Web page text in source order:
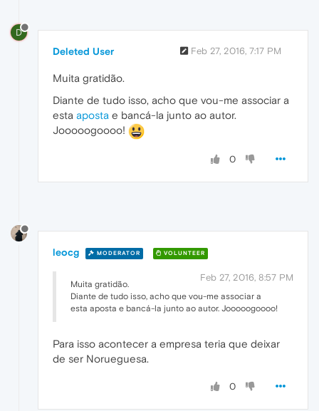
D
Deleted User Feb 27, 2016, 7:17 PM
Muita gratidão.
Diante de tudo isso, acho que vou-me associar a
esta aposta e bancá-la junto ao autor.
Jooooogoooo!
0
leocg MODERATOR VOLUNTEER
Feb 27, 2016, 8:57 PM
Muita gratidão.
Diante de tudo isso, acho que vou-me associar a
esta aposta e bancá-la junto ao autor. Jooooogoooo!
Para isso acontecer a empresa teria que deixar
de ser Norueguesa.
0